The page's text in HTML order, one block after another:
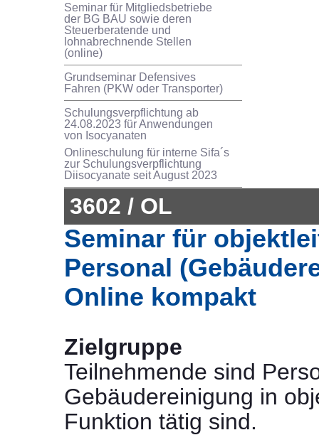
Seminar für Mitgliedsbetriebe
der BG BAU sowie deren
Steuerberatende und
lohnabrechnende Stellen
(online)
Grundseminar Defensives
Fahren (PKW oder Transporter)
Schulungsverpflichtung ab
24.08.2023 für Anwendungen
von Isocyanaten
Onlineschulung für interne Sifa´s
zur Schulungsverpflichtung
Diisocyanate seit August 2023
3602 / OL
Seminar für
Personal
Online kompakt
Zielgruppe
Teilnehmende sind
Gebäudereinigung in
Funktion tätig sind.